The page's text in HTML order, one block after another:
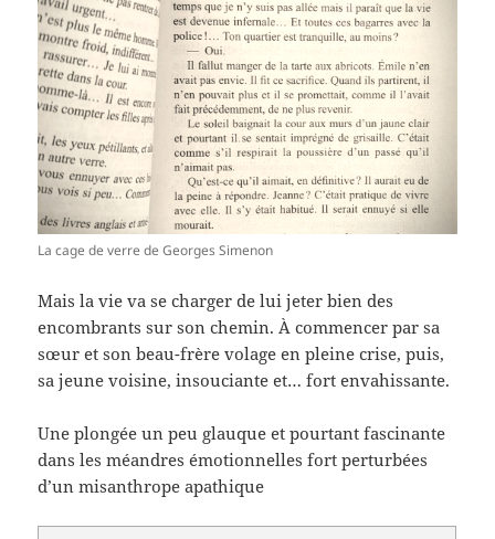
La cage de verre de Georges Simenon
Mais la vie va se charger de lui jeter bien des
encombrants sur son chemin. À commencer par sa
sœur et son beau-frère volage en pleine crise, puis,
sa jeune voisine, insouciante et… fort envahissante.
Une plongée un peu glauque et pourtant fascinante
dans les méandres émotionnelles fort perturbées
d’un misanthrope apathique